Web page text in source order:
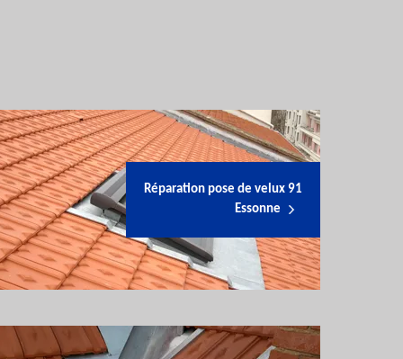
Réparation pose de velux 91
Essonne